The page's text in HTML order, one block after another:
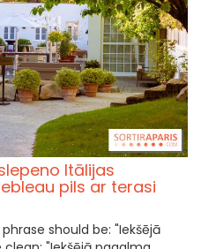
Itālijas
pils ar terasi
should be: "Iekšējā